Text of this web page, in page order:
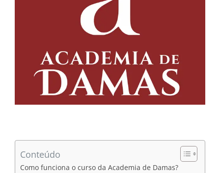
Conteúdo
Como funciona o curso da Academia de Damas?